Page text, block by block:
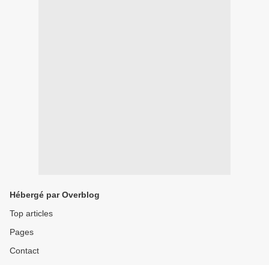
Hébergé par Overblog
Top articles
Pages
Contact